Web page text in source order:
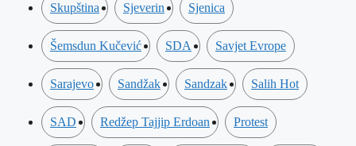
Skupština Sjeverin Sjenica
Šemsdun Kučević SDA Savjet Evrope
Sarajevo Sandžak Sandzak Salih Hot
SAD Redžep Tajjip Erdoan Protest